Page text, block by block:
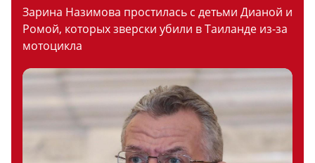
Зарина Назимова простилась с детьми Дианой и
Ромой, которых зверски убили в Таиланде из-за
мотоцикла